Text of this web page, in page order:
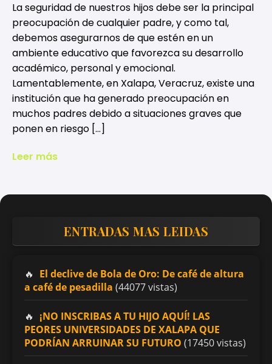
La seguridad de nuestros hijos debe ser la principal
preocupación de cualquier padre, y como tal,
debemos asegurarnos de que estén en un
ambiente educativo que favorezca su desarrollo
académico, personal y emocional.
Lamentablemente, en Xalapa, Veracruz, existe una
institución que ha generado preocupación en
muchos padres debido a situaciones graves que
ponen en riesgo […]
Leer más
ENTRADAS MAS LEIDAS
El declive de Bola de Oro: De café de altura
a café de pesadilla (44077 vistas)
¡NO INSCRIBAS A TU HIJO AQUÍ! LAS
PEORES UNIVERSIDADES DE XALAPA QUE
PODRÍAN ARRUINAR SU FUTURO (17450 vistas)